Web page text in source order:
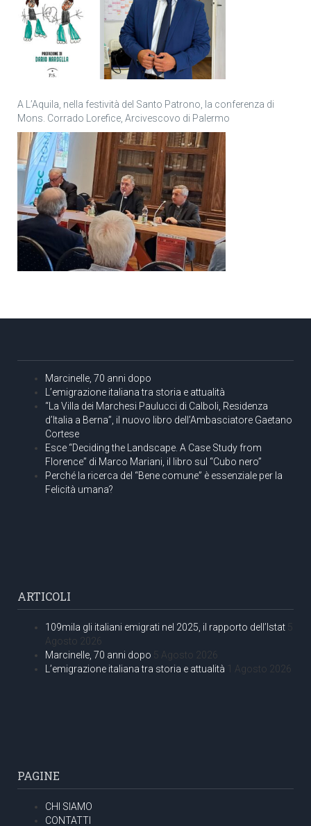
A L’Aquila, nella festività del Santo Patrono, la conferenza di
Mons. Corrado Lorefice, Arcivescovo di Palermo
Marcinelle, 70 anni dopo
L’emigrazione italiana tra storia e attualità
“La Villa dei Marchesi Paulucci di Calboli, Residenza
d’Italia a Berna”, il nuovo libro dell’Ambasciatore Gaetano
Cortese
Esce “Deciding the Landscape. A Case Study from
Florence” di Marco Mariani, il libro sul “Cubo nero”
Perché la ricerca del “Bene comune” è essenziale per la
Felicità umana?
ARTICOLI
109mila gli italiani emigrati nel 2025, il rapporto dell’Istat 5
Agosto 2026
Marcinelle, 70 anni dopo 5 Agosto 2026
L’emigrazione italiana tra storia e attualità 1 Agosto 2026
PAGINE
CHI SIAMO
CONTATTI